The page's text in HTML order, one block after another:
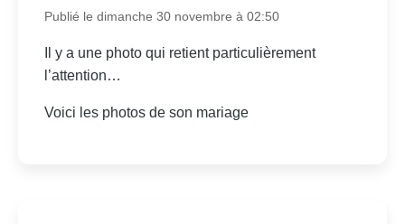
Publié le dimanche 30 novembre à 02:50
Il y a une photo qui retient particulièrement
l’attention…
Voici les photos de son mariage